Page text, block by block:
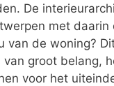
De
met daarin
van de woning?
groot belang,
voor het